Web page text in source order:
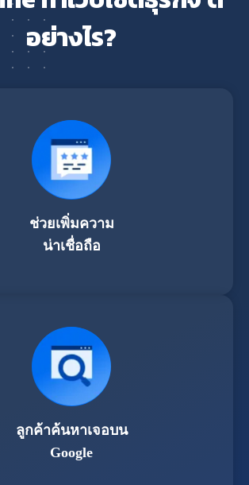
อย่างไร?
ช่วยเพิ่มความ
น่าเชื่อถือ
ลูกค้าค้นหาเจอบน
Google